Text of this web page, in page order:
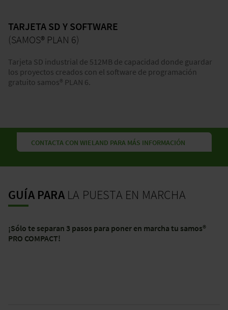
TARJETA SD Y SOFTWARE
(SAMOS® PLAN 6)
Tarjeta SD industrial de 512MB de capacidad donde guardar
los proyectos creados con el software de programación
gratuito samos® PLAN 6.
CONTACTA CON WIELAND PARA MÁS INFORMACIÓN
GUÍA PARA LA PUESTA EN MARCHA
¡Sólo te separan 3 pasos para poner en marcha tu samos®
PRO COMPACT!